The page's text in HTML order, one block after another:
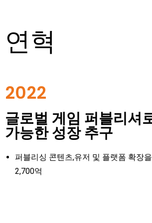
연혁
2022
글로벌 게임 퍼블리셔
가능한 성장 추구
퍼블리싱 콘텐츠,유저 및 플랫폼 확장
2,700억